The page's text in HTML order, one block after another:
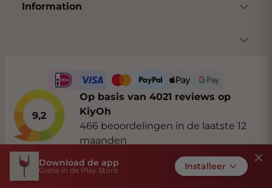
Information
9,2
Op basis van 4021 reviews op
KiyOh
466 beoordelingen in de laatste 12
maanden
Download de app
Gratis in de Play Store Installeer